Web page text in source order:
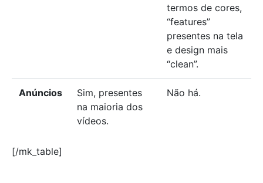
termos de cores,
“features”
presentes na tela
e design mais
“clean”.
Anúncios
Sim, presentes
na maioria dos
vídeos.
Não há.
[/mk_table]